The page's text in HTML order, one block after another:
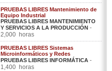
PRUEBAS LIBRES Mantenimiento de
Equipo Industrial
PRUEBAS LIBRES MANTENIMIENTO
Y SERVICIOS A LA PRODUCCIÓN -
2,000 horas
PRUEBAS LIBRES Sistemas
Microinformáticos y Redes
PRUEBAS LIBRES INFORMÁTICA -
1,400 horas